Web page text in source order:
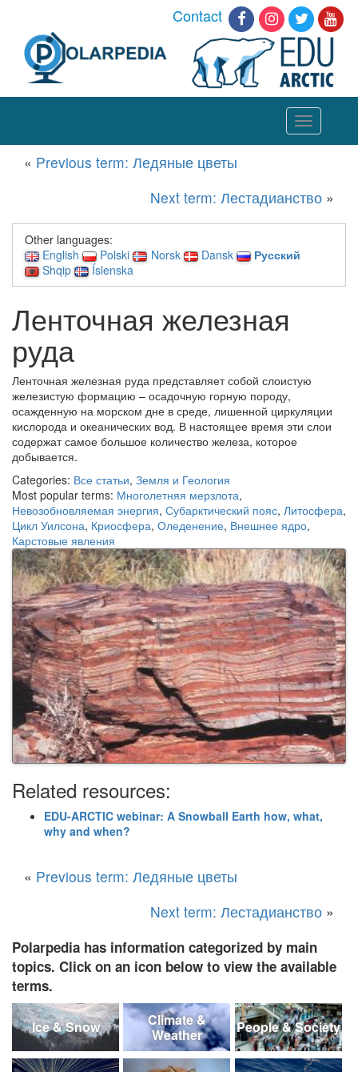
Contact
Toggle
navigation
« Previous term: Ледяные цветы
Next term: Лестадианство »
Other languages:
English
Polski Norsk Dansk
Русский
Shqip
Íslenska
Ленточная железная
руда
Ленточная железная руда представляет собой слоистую
железистую формацию – осадочную горную породу,
осажденную на морском дне в среде, лишенной циркуляции
кислорода и океанических вод. В настоящее время эти слои
содержат самое большое количество железа, которое
добывается.
Categories: Все статьи, Земля и Геология
Most popular terms: Многолетняя мерзлота,
Невозобновляемая энергия, Субарктический пояс, Литосфера,
Цикл Уилсона, Криосфера, Оледенение, Внешнее ядро,
Карстовые явления
Related resources:
EDU-ARCTIC webinar: A Snowball Earth how, what,
why and when?
« Previous term: Ледяные цветы
Next term: Лестадианство »
Polarpedia has information categorized by main
topics. Click on an icon below to view the available
terms.
Ice & Snow
Climate &
Weather
People & Society